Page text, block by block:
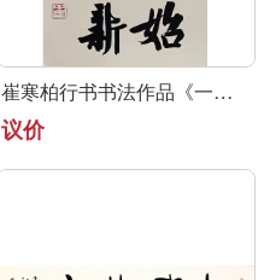
崔寒柏行书书法作品《一元复始》可定制
议价